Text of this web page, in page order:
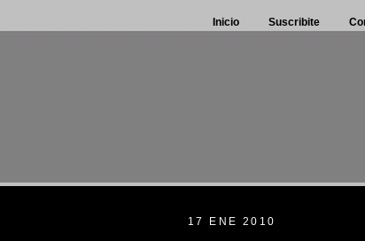
Inicio Suscribite
17 ENE 2010